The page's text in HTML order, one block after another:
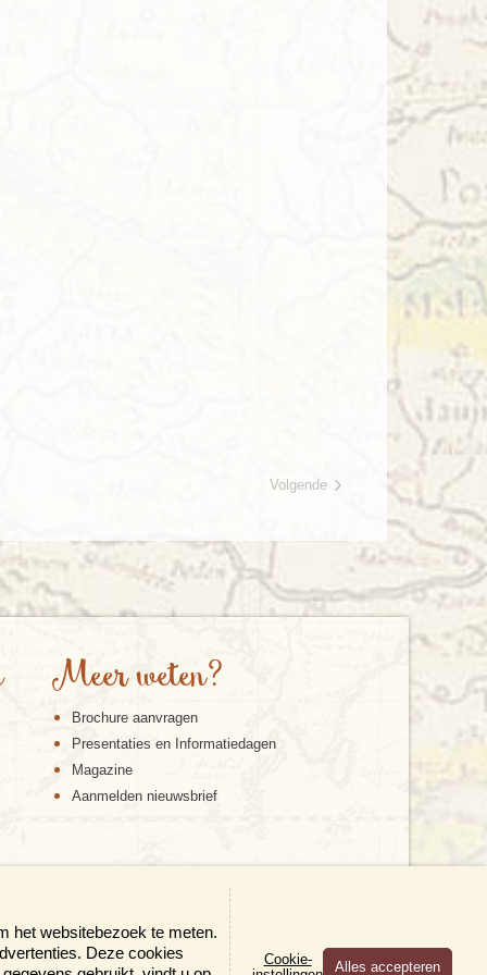
Volgende
Meer weten?
Brochure aanvragen
Presentaties en Informatiedagen
Magazine
Aanmelden nieuwsbrief
het websitebezoek te meten.
Deze cookies
Cookie-